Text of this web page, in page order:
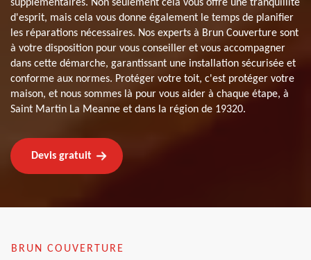
supplémentaires. Non seulement cela vous offre une tranquillité
d'esprit, mais cela vous donne également le temps de planifier
les réparations nécessaires. Nos experts à Brun Couverture sont
à votre disposition pour vous conseiller et vous accompagner
dans cette démarche, garantissant une installation sécurisée et
conforme aux normes. Protéger votre toit, c'est protéger votre
maison, et nous sommes là pour vous aider à chaque étape, à
Saint Martin La Meanne et dans la région de 19320.
Devis gratuit
BRUN COUVERTURE